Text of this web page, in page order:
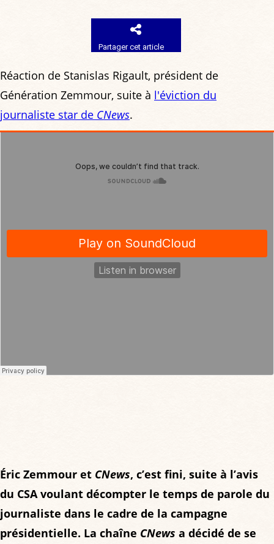
Partager cet article
Réaction de Stanislas Rigault, président de
Génération Zemmour, suite à l'éviction du
journaliste star de CNews.
Éric Zemmour et CNews, c’est fini, suite à l’avis
du CSA voulant décompter le temps de parole du
journaliste dans le cadre de la campagne
présidentielle. La chaîne CNews a décidé de se